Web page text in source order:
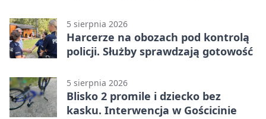
5 sierpnia 2026
Harcerze na obozach pod kontrolą
policji. Służby sprawdzają gotowość
5 sierpnia 2026
Blisko 2 promile i dziecko bez
kasku. Interwencja w Gościcinie